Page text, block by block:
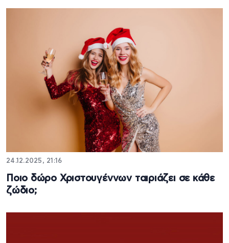
24.12.2025, 21:16
Ποιο δώρο Χριστουγέννων ταιριάζει σε κάθε
ζώδιο;